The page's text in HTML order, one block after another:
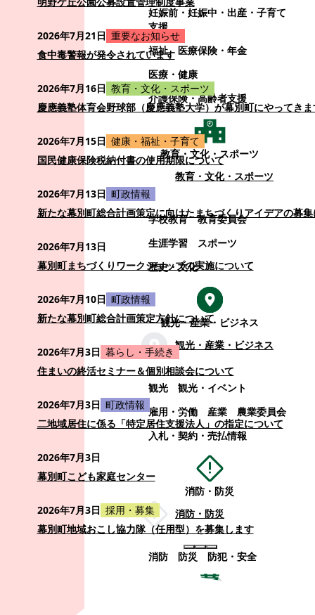
妊娠前・妊娠中・出産・子育て
支援
福祉
医療保険・年金
医療・健康
介護保険・高齢者支援
教育・文化・スポーツ
教育・文化・スポーツ
学校教育
教育委員会
生涯学習
スポーツ
歴史・文化
観光・産業・ビジネス
観光・産業・ビジネス
観光
観光・イベント
雇用・労働
産業
農業委員会
入札・契約・売払情報
消防・防災
消防・防災
消防 防災 防犯・安全
2026年7月21日 重要なお知らせ
食中毒警報が発令されています
2026年7月16日 教育・文化・スポーツ
慶應義塾体育会野球部（慶應義塾大学）が幕別町にやってき
2026年7月15日 健康・福祉・子育て
国民健康保険税納付書の使用期限について
2026年7月13日 町政情報
新たな幕別町総合計画策定に向けたまちづくりアイデアの募
2026年7月13日
幕別町まちづくりワークショップの実施について
2026年7月10日 町政情報
新たな幕別町総合計画策定方針について
2026年7月3日 暮らし・手続き
住まいの終活セミナー＆個別相談会について
2026年7月3日 町政情報
二地域居住に係る「特定居住支援法人」の指定について
2026年7月3日
幕別町こども家庭センター
2026年7月3日 採用・募集
幕別町地域おこし協力隊（任用型）を募集します